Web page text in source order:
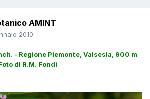
AMINT
2010
- Regione Piemonte, Valsesia, 900 m
di R.M. Fondi